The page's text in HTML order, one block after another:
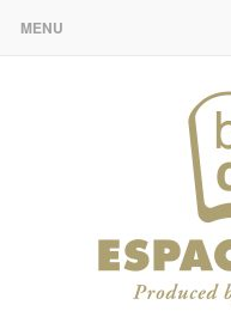
MENU